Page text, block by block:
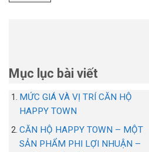
Mục lục bài viết
MỨC GIÁ VÀ VỊ TRÍ CĂN HỘ
HAPPY TOWN
CĂN HỘ HAPPY TOWN – MỘT
SẢN PHẨM PHI LỢI NHUẬN –